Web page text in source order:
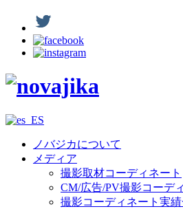
ノバジカについて
メディア
撮影取材コーディネート
CM/広告/PV撮影コーデ
撮影コーディネート実